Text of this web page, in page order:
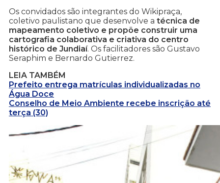
Os convidados são integrantes do Wikipraça,
coletivo paulistano que desenvolve a técnica de
mapeamento coletivo e propõe construir uma
cartografia colaborativa e criativa do centro
histórico de Jundiaí. Os facilitadores são Gustavo
Seraphim e Bernardo Gutierrez.
LEIA TAMBÉM
Prefeito entrega matrículas individualizadas no
Água Doce
Conselho de Meio Ambiente recebe inscrição até
terça (30)